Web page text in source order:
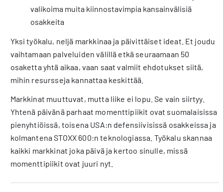
valikoima muita kiinnostavimpia kansainvälisiä
osakkeita
Yksi työkalu, neljä markkinaa ja päivittäiset ideat. Et joudu
vaihtamaan palveluiden välillä etkä seuraamaan 50
osaketta yhtä aikaa, vaan saat valmiit ehdotukset siitä,
mihin resursseja kannattaa keskittää.
Markkinat muuttuvat, mutta liike ei lopu. Se vain siirtyy.
Yhtenä päivänä parhaat momenttipiikit ovat suomalaisissa
pienyhtiöissä, toisena USA:n defensiivisissä osakkeissa ja
kolmantena STOXX 600:n teknologiassa. Työkalu skannaa
kaikki markkinat joka päivä ja kertoo sinulle, missä
momenttipiikit ovat juuri nyt.